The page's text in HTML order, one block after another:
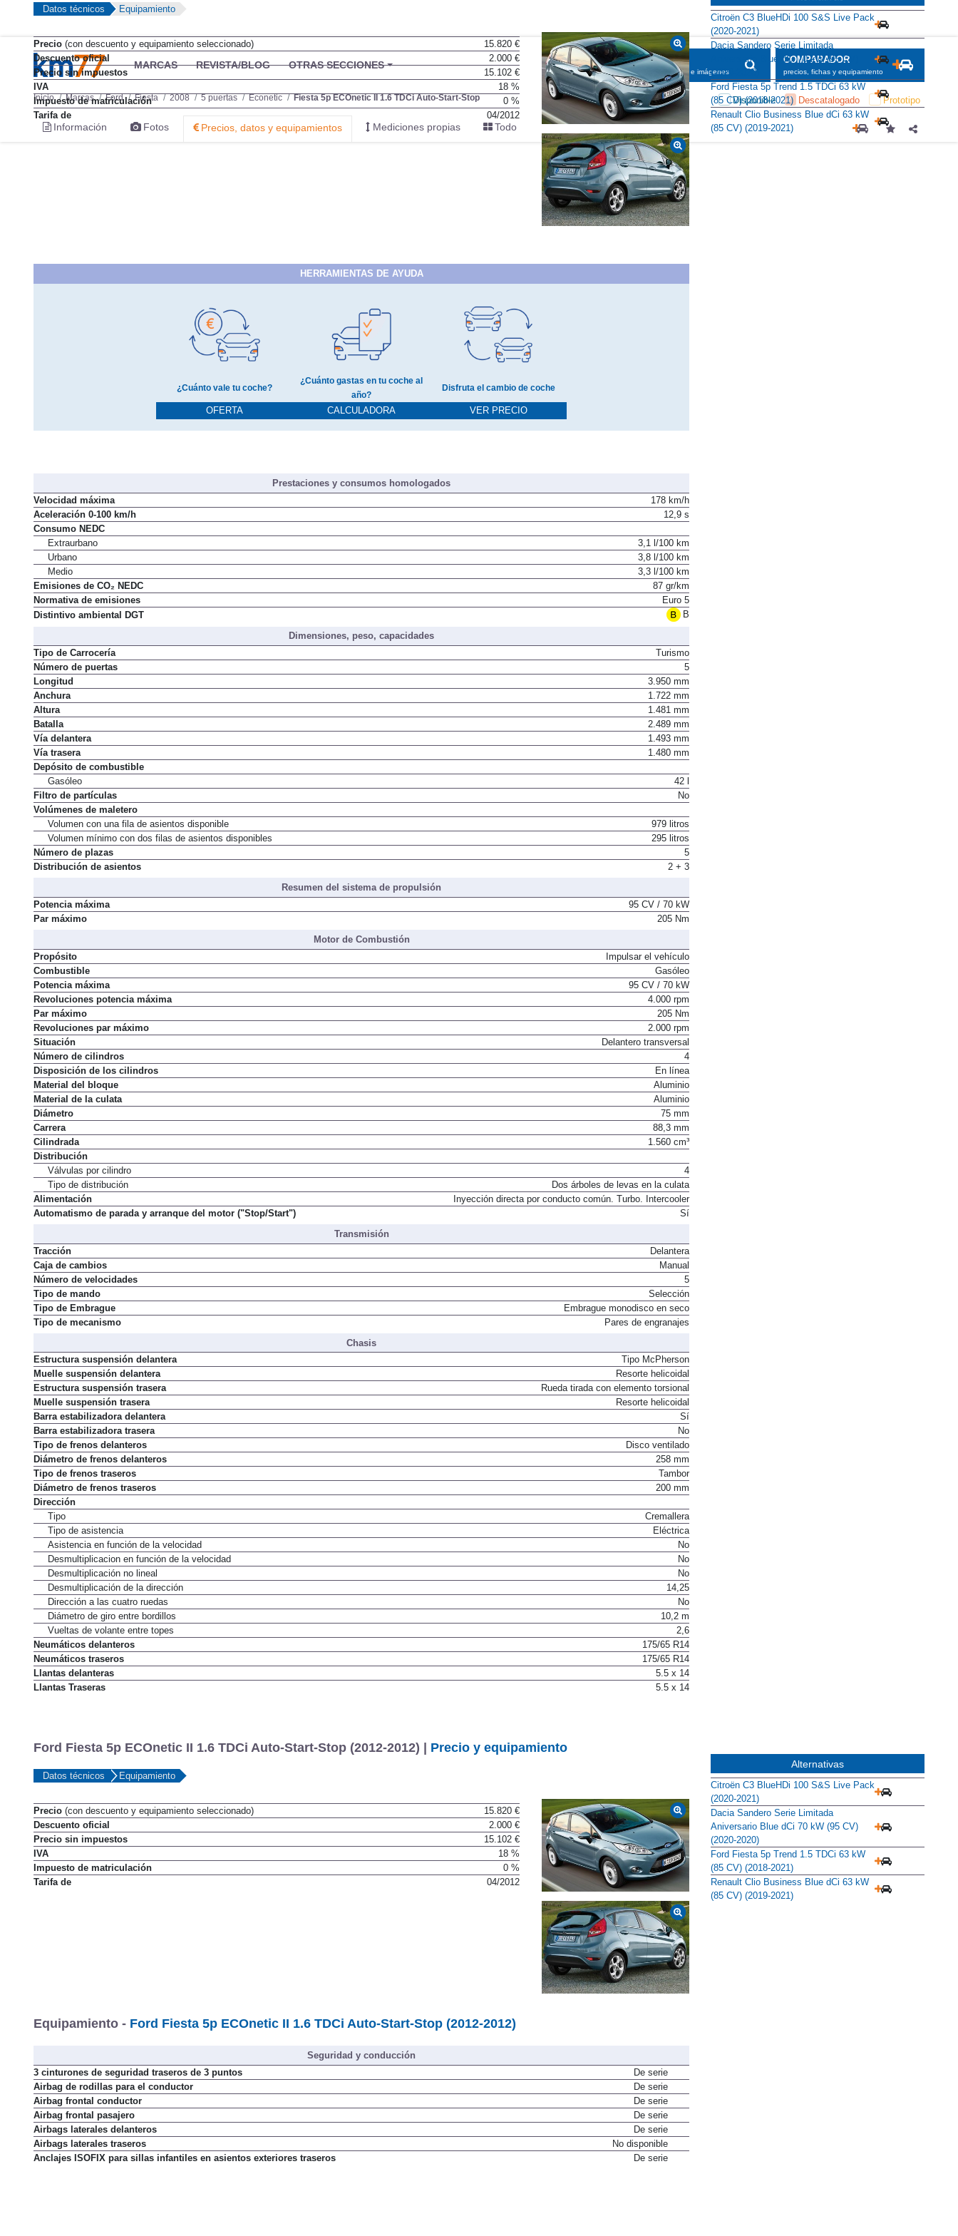
MARCAS REVISTA/BLOG OTRAS SECCIONES BUSCADOR
informaciones, fichas e imágenes
COMPARADOR
precios, fichas y equipamiento
Inicio Marcas Ford Fiesta 2008 5 puertas Econetic Fiesta 5p ECOnetic II 1.6 TDCi Auto-Start-Stop Disponible Descatalogado Prototipo
Información Fotos Precios, datos y equipamientos Mediciones propias Todo
Datos técnicos Equipamiento
Precio (con descuento y equipamiento seleccionado)
15.820 €
Descuento oficial
2.000 €
Precio sin impuestos
15.102 €
IVA
18 %
Impuesto de matriculación
0 %
Tarifa de
04/2012
HERRAMIENTAS DE AYUDA
¿Cuánto vale tu coche?
OFERTA
¿Cuánto gastas en tu coche al
año?
CALCULADORA
Disfruta el cambio de coche
VER PRECIO
Prestaciones y consumos homologados
Velocidad máxima
178 km/h
Aceleración 0-100 km/h
12,9 s
Consumo NEDC
Extraurbano
3,1 l/100 km
Urbano
3,8 l/100 km
Medio
3,3 l/100 km
Emisiones de CO₂ NEDC
87 gr/km
Normativa de emisiones
Euro 5
Distintivo ambiental DGT
B
Dimensiones, peso, capacidades
Tipo de Carrocería
Turismo
Número de puertas
5
Longitud
3.950 mm
Anchura
1.722 mm
Altura
1.481 mm
Batalla
2.489 mm
Vía delantera
1.493 mm
Vía trasera
1.480 mm
Depósito de combustible
Gasóleo
42 l
Filtro de partículas
No
Volúmenes de maletero
Volumen con una fila de asientos disponible
979 litros
Volumen mínimo con dos filas de asientos disponibles
295 litros
Número de plazas
5
Distribución de asientos
2 + 3
Resumen del sistema de propulsión
Potencia máxima
95 CV / 70 kW
Par máximo
205 Nm
Motor de Combustión
Propósito
Impulsar el vehículo
Combustible
Gasóleo
Potencia máxima
95 CV / 70 kW
Revoluciones potencia máxima
4.000 rpm
Par máximo
205 Nm
Revoluciones par máximo
2.000 rpm
Situación
Delantero transversal
Número de cilindros
4
Disposición de los cilindros
En línea
Material del bloque
Aluminio
Material de la culata
Aluminio
Diámetro
75 mm
Carrera
88,3 mm
Cilindrada
1.560 cm³
Distribución
Válvulas por cilindro
4
Tipo de distribución
Dos árboles de levas en la culata
Alimentación
Inyección directa por conducto común. Turbo. Intercooler
Automatismo de parada y arranque del motor ("Stop/Start")
Sí
Transmisión
Tracción
Delantera
Caja de cambios
Manual
Número de velocidades
5
Tipo de mando
Selección
Tipo de Embrague
Embrague monodisco en seco
Tipo de mecanismo
Pares de engranajes
Chasis
Estructura suspensión delantera
Tipo McPherson
Muelle suspensión delantera
Resorte helicoidal
Estructura suspensión trasera
Rueda tirada con elemento torsional
Muelle suspensión trasera
Resorte helicoidal
Barra estabilizadora delantera
Sí
Barra estabilizadora trasera
No
Tipo de frenos delanteros
Disco ventilado
Diámetro de frenos delanteros
258 mm
Tipo de frenos traseros
Tambor
Diámetro de frenos traseros
200 mm
Dirección
Tipo
Cremallera
Tipo de asistencia
Eléctrica
Asistencia en función de la velocidad
No
Desmultiplicacion en función de la velocidad
No
Desmultiplicación no lineal
No
Desmultiplicación de la dirección
14,25
Dirección a las cuatro ruedas
No
Diámetro de giro entre bordillos
10,2 m
Vueltas de volante entre topes
2,6
Neumáticos delanteros
175/65 R14
Neumáticos traseros
175/65 R14
Llantas delanteras
5.5 x 14
Llantas Traseras
5.5 x 14
Citroën C3 BlueHDi 100 S&S Live Pack
(2020-2021)
Dacia Sandero Serie Limitada
Aniversario Blue dCi 70 kW (95 CV)
(2020-2020)
Ford Fiesta 5p Trend 1.5 TDCi 63 kW
(85 CV) (2018-2021)
Renault Clio Business Blue dCi 63 kW
(85 CV) (2019-2021)
Ford Fiesta 5p ECOnetic II 1.6 TDCi Auto-Start-Stop (2012-2012) | Precio y equipamiento
Datos técnicos Equipamiento
Precio (con descuento y equipamiento seleccionado)
15.820 €
Descuento oficial
2.000 €
Precio sin impuestos
15.102 €
IVA
18 %
Impuesto de matriculación
0 %
Tarifa de
04/2012
Equipamiento - Ford Fiesta 5p ECOnetic II 1.6 TDCi Auto-Start-Stop (2012-2012)
Seguridad y conducción
3 cinturones de seguridad traseros de 3 puntos
De serie
Airbag de rodillas para el conductor
De serie
Airbag frontal conductor
De serie
Airbag frontal pasajero
De serie
Airbags laterales delanteros
De serie
Airbags laterales traseros
No disponible
Anclajes ISOFIX para sillas infantiles en asientos exteriores traseros
De serie
Alternativas
Citroën C3 BlueHDi 100 S&S Live Pack
(2020-2021)
Dacia Sandero Serie Limitada
Aniversario Blue dCi 70 kW (95 CV)
(2020-2020)
Ford Fiesta 5p Trend 1.5 TDCi 63 kW
(85 CV) (2018-2021)
Renault Clio Business Blue dCi 63 kW
(85 CV) (2019-2021)